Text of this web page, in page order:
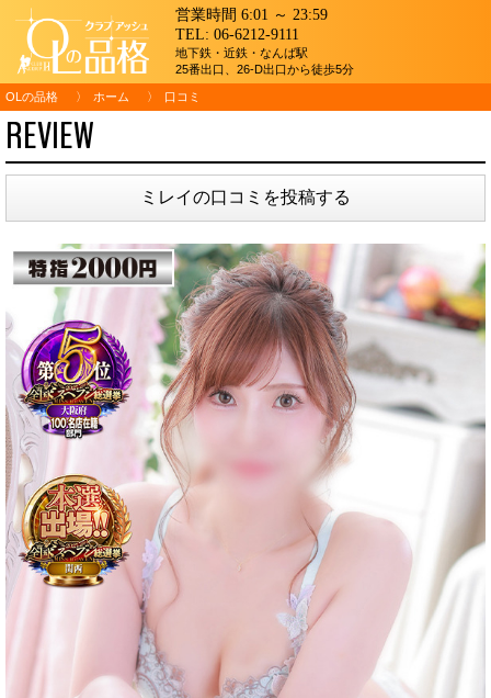
営業時間 6:01 ～ 23:59
TEL: 06-6212-9111
地下鉄・近鉄・なんば駅
25番出口、26-D出口から徒歩5分
OLの品格 ホーム 口コミ
REVIEW
ミレイの口コミを投稿する